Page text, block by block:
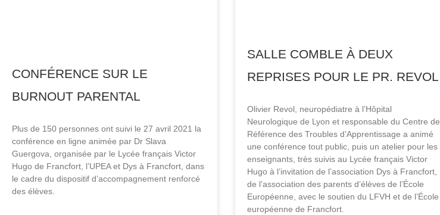
CONFÉRENCE SUR LE
BURNOUT PARENTAL
Plus de 150 personnes ont suivi le 27 avril 2021 la
conférence en ligne animée par Dr Slava
Guergova, organisée par le Lycée français Victor
Hugo de Francfort, l’UPEA et Dys à Francfort, dans
le cadre du dispositif d’accompagnement renforcé
des élèves.
SALLE COMBLE À DEUX
REPRISES POUR LE PR. REVOL
Olivier Revol, neuropédiatre à l’Hôpital
Neurologique de Lyon et responsable du Centre de
Référence des Troubles d’Apprentissage a animé
une conférence tout public, puis un atelier pour les
enseignants, très suivis au Lycée français Victor
Hugo à l’invitation de l’association Dys à Francfort,
de l’association des parents d’élèves de l’École
Européenne, avec le soutien du LFVH et de l’École
européenne de Francfort.